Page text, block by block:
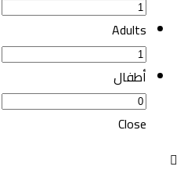
Adults
أطفال
Close